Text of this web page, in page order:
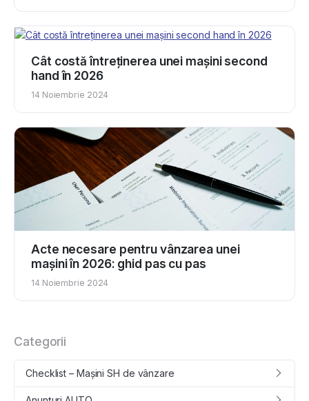
Cât costă întreținerea unei mașini second
hand în 2026
14 Noiembrie 2024
Acte necesare pentru vânzarea unei
mașini în 2026: ghid pas cu pas
14 Noiembrie 2024
Categorii
Checklist – Mașini SH de vânzare